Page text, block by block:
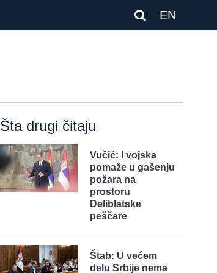
EN
Šta drugi čitaju
Vučić: I vojska
pomaže u gašenju
požara na
prostoru
Deliblatske
peščare
Štab: U većem
delu Srbije nema